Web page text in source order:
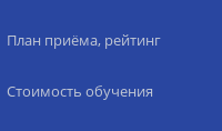
План приёма, рейтинг
Стоимость обучения